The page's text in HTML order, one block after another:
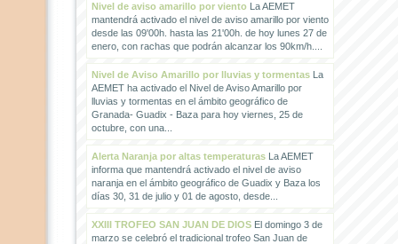
Nivel de aviso amarillo por vientoLa AEMET
mantendrá activado el nivel de aviso amarillo por viento
desde las 09'00h. hasta las 21'00h. de hoy lunes 27 de
enero, con rachas que podrán alcanzar los 90km/h....
Nivel de Aviso Amarillo por lluvias y tormentasLa
AEMET ha activado el Nivel de Aviso Amarillo por
lluvias y tormentas en el ámbito geográfico de
Granada- Guadix - Baza para hoy viernes, 25 de
octubre, con una...
Alerta Naranja por altas temperaturasLa AEMET
informa que mantendrá activado el nivel de aviso
naranja en el ámbito geográfico de Guadix y Baza los
días 30, 31 de julio y 01 de agosto, desde...
XXIII TROFEO SAN JUAN DE DIOSEl domingo 3 de
marzo se celebró el tradicional trofeo San Juan de